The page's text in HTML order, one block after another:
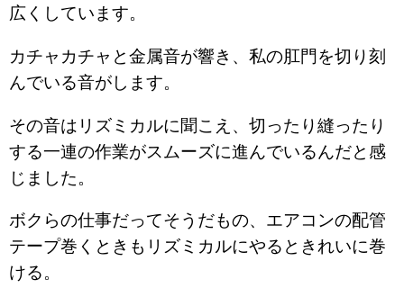
広くしています。
カチャカチャと金属音が響き、私の肛門を切り刻
んでいる音がします。
その音はリズミカルに聞こえ、切ったり縫ったり
する一連の作業がスムーズに進んでいるんだと感
じました。
ボクらの仕事だってそうだもの、エアコンの配管
テープ巻くときもリズミカルにやるときれいに巻
ける。